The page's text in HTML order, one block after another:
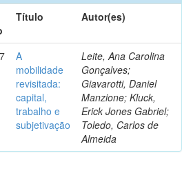
Título Autor(es)
A
mobilidade
revisitada:
capital,
trabalho e
subjetivação
Leite, Ana Carolina
Gonçalves;
Giavarotti, Daniel
Manzione; Kluck,
Erick Jones Gabriel;
Toledo, Carlos de
Almeida